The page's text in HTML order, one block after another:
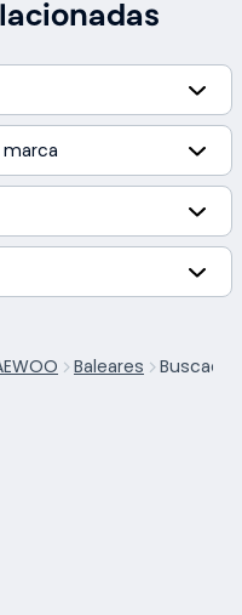
Baleares